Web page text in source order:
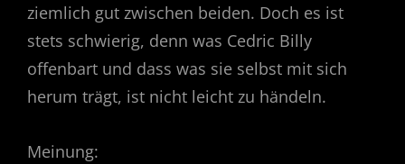
ziemlich gut zwischen beiden. Doch es ist
stets schwierig, denn was Cedric Billy
offenbart und dass was sie selbst mit sich
herum trägt, ist nicht leicht zu händeln.
Meinung: